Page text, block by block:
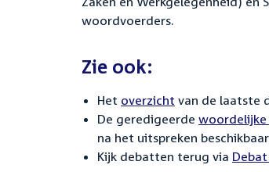
woordvoerders.
Zie ook:
Het overzicht van de laatste
De geredigeerde woordelijke
na het uitspreken
Kijk debatten terug via